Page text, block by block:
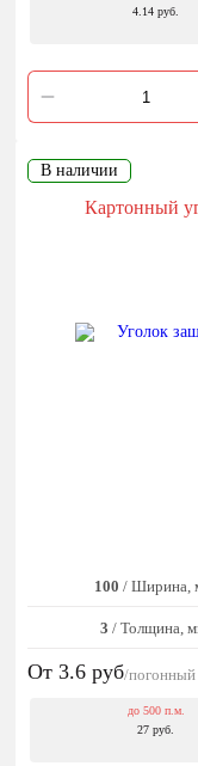
4.14 руб.
В наличии
Картонный
100 / Ширина,
3 / Толщина,
От 3.6 руб/погонный
до 500 п.м.
27 руб.